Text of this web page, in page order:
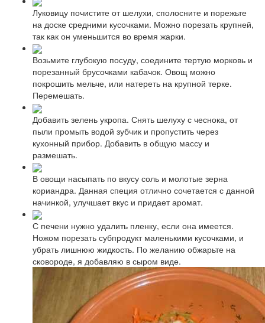
Луковицу почистите от шелухи, сполосните и порежьте
на доске средними кусочками. Можно порезать крупней,
так как он уменьшится во время жарки.
Возьмите глубокую посуду, соедините тертую морковь и
порезанный брусочками кабачок. Овощ можно
покрошить мельче, или натереть на крупной терке.
Перемешать.
Добавить зелень укропа. Снять шелуху с чеснока, от
пыли промыть водой зубчик и пропустить через
кухонный прибор. Добавить в общую массу и
размешать.
В овощи насыпать по вкусу соль и молотые зерна
кориандра. Данная специя отлично сочетается с данной
начинкой, улучшает вкус и придает аромат.
С печени нужно удалить пленку, если она имеется.
Ножом порезать субпродукт маленькими кусочками, и
убрать лишнюю жидкость. По желанию обжарьте на
сковороде, я добавляю в сыром виде.